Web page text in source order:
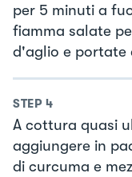
per 5 minuti a
fiamma salate
d'aglio e portate
STEP 4
A cottura quasi
aggiungere in
di curcuma e